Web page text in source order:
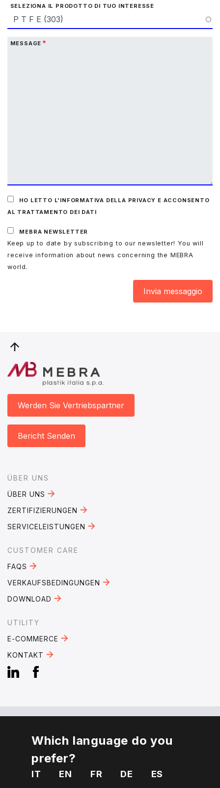
SELEZIONA IL PRODOTTO DI TUO INTERESSE
MESSAGE
HO LETTO L'INFORMATIVA DELLA PRIVACY E ACCONSENTO
AL TRATTAMENTO DEI DATI
MEBRA NEWSLETTER
Keep up to date by subscribing to our newsletter! You will
receive information about news concerning the MEBRA
world.
Werden Sie Vertriebspartner
Bericht Senden
Footer
ÜBER UNS
ÜBER UNS
ZERTIFIZIERUNGEN
SERVICELEISTUNGEN
CUSTOMER CARE
FAQS
VERKAUFSBEDINGUNGEN
DOWNLOAD
UTILITY
E-COMMERCE
KONTAKT
EMAIL:
mebra@mebra.it
PHONE: +39 0331 344005
Which language do you
prefer?
IT EN FR DE ES